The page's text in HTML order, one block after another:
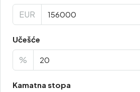
EUR
Učešće
%
Kamatna stopa